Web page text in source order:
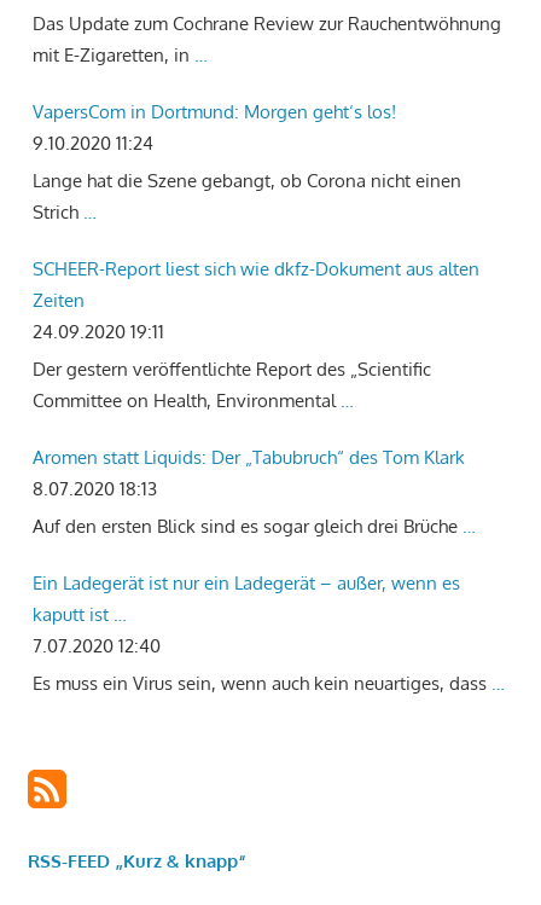
Das Update zum Cochrane Review zur Rauchentwöhnung
mit E-Zigaretten, in …
VapersCom in Dortmund: Morgen geht‘s los!
9.10.2020 11:24
Lange hat die Szene gebangt, ob Corona nicht einen
Strich …
SCHEER-Report liest sich wie dkfz-Dokument aus alten
Zeiten
24.09.2020 19:11
Der gestern veröffentlichte Report des „Scientific
Committee on Health, Environmental …
Aromen statt Liquids: Der „Tabubruch“ des Tom Klark
8.07.2020 18:13
Auf den ersten Blick sind es sogar gleich drei Brüche …
Ein Ladegerät ist nur ein Ladegerät – außer, wenn es
kaputt ist …
7.07.2020 12:40
Es muss ein Virus sein, wenn auch kein neuartiges, dass …
RSS-FEED „Kurz & knapp“